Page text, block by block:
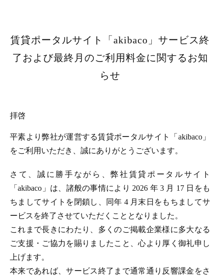
賃貸ポータルサイト「akibaco」サービス終
了および最終月のご利用料金に関するお知
らせ
拝啓
平素より弊社が運営する賃貸ポータルサイト「akibaco」
をご利用いただき、誠にありがとうございます。
さて、誠に勝手ながら、弊社賃貸ポータルサイト
「akibaco」は、諸般の事情により 2026 年 3 月 17 日をも
ちましてサイトを閉鎖し、同年 4 月末日をもちましてサ
ービスを終了させていただくこととなりました。
これまで長きにわたり、多くのご掲載企業様に多大なる
ご支援・ご協力を賜りましたこと、心より厚く御礼申し
上げます。
本来であれば、サービス終了まで通常通り反響課金をさ